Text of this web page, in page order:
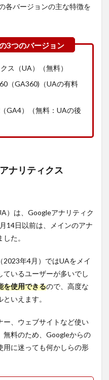
各バージョンの主な特徴を
ス（UA）（無料）
（GA360)（UAの有料
GA4）（無料：UAの後
ナリティクス
）は、Googleアナリティク
14日以前は、メインのアナ
た。
2023年4月）ではUAをメイ
ているユーザーが多いでし
を使用できるので、高度な
いえます。
ー、ウェブサイトなど使い
無料のため、Googleからの
用に迷っても何かしらの形